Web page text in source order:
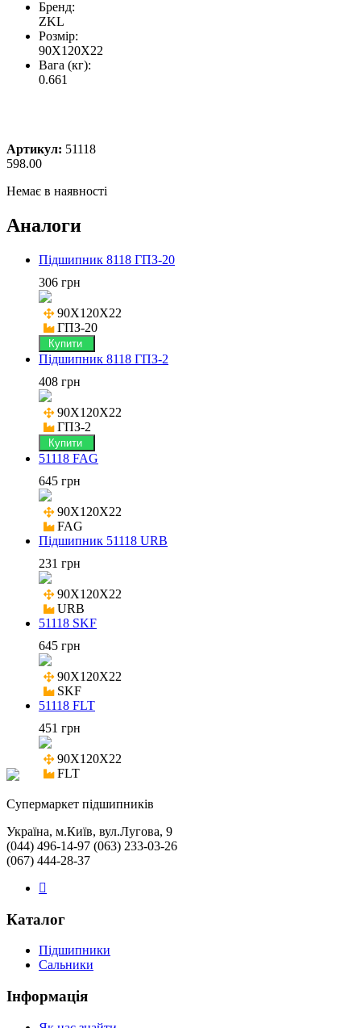
Бренд:
ZKL
Розмір:
90X120X22
Вага (кг):
0.661
Артикул: 51118
598.00
Немає в наявності
Аналоги
Підшипник 8118 ГПЗ-20
306 грн
90X120X22
ГПЗ-20
Купити
Підшипник 8118 ГПЗ-2
408 грн
90X120X22
ГПЗ-2
Купити
51118 FAG
645 грн
90X120X22
FAG
Підшипник 51118 URB
231 грн
90X120X22
URB
51118 SKF
645 грн
90X120X22
SKF
51118 FLT
451 грн
90X120X22
FLT
Cупермаркет підшипників
Україна, м.Київ, вул.Лугова, 9
(044) 496-14-97 (063) 233-03-26
(067) 444-28-37
Каталог
Підшипники
Сальники
Інформація